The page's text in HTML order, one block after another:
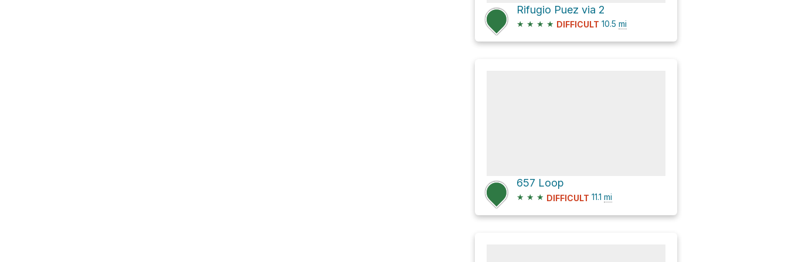
Rifugio Puez via 2
★ ★ ★ ★ DIFFICULT 10.5 mi
657 Loop
★ ★ ★ DIFFICULT 11.1 mi